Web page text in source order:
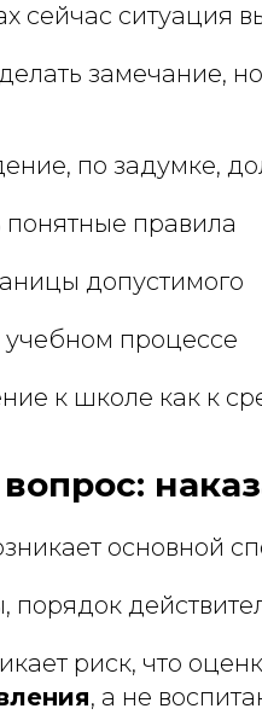
сейчас ситуация
замечание, но
по задумке,
правила
допустимого
учебном процессе
к школе как к
основной
порядок
риск, что
, а не